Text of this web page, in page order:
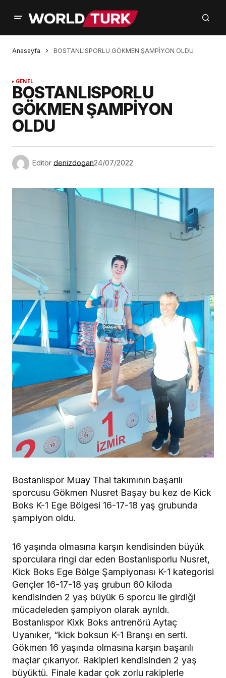
Anasayfa BOSTANLISPORLU GÖKMEN ŞAMPİYON OLDU
GENEL
BOSTANLISPORLU
GÖKMEN ŞAMPİYON
OLDU
Editör denizdogan24/07/2022
Bostanlıspor Muay Thai takımının başarılı
sporcusu Gökmen Nusret Başay bu kez de Kick
Boks K-1 Ege Bölgesi 16-17-18 yaş grubunda
şampiyon oldu.
16 yaşında olmasına karşın kendisinden büyük
sporculara ringi dar eden Bostanlısporlu Nusret,
Kick Boks Ege Bölge Şampiyonası K-1 kategorisi
Gençler 16-17-18 yaş grubun 60 kiloda
kendisinden 2 yaş büyük 6 sporcu ile girdiği
mücadeleden şampiyon olarak ayrıldı.
Bostanlıspor Kixk Boks antrenörü Aytaç
Uyanıker, “kick boksun K-1 Branşı en serti.
Gökmen 16 yaşında olmasına karşın başarılı
maçlar çıkarıyor. Rakipleri kendisinden 2 yaş
büyüktü. Finale kadar çok zorlu rakiplerle